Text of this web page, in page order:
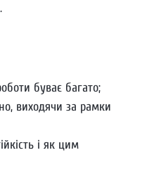
буває багато;
виходячи за рамки
і як цим